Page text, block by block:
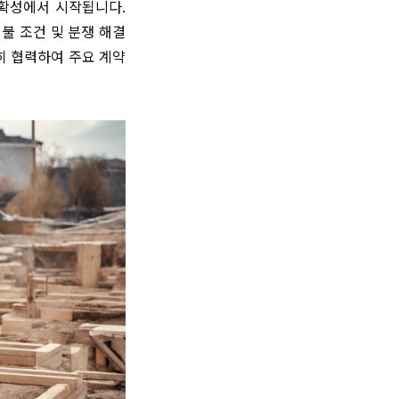
에서 시작됩니다.
조건 및 분쟁 해결
협력하여 주요 계약